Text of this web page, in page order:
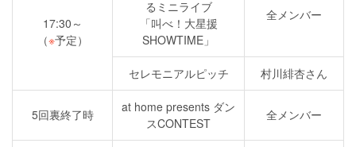
17:30～
（※予定）
るミニライブ
「叫べ！大星援
SHOWTIME」
全メンバー
セレモニアルピッチ 村川緋杏さん
5回裏終了時
at home presents ダン
スCONTEST
全メンバー